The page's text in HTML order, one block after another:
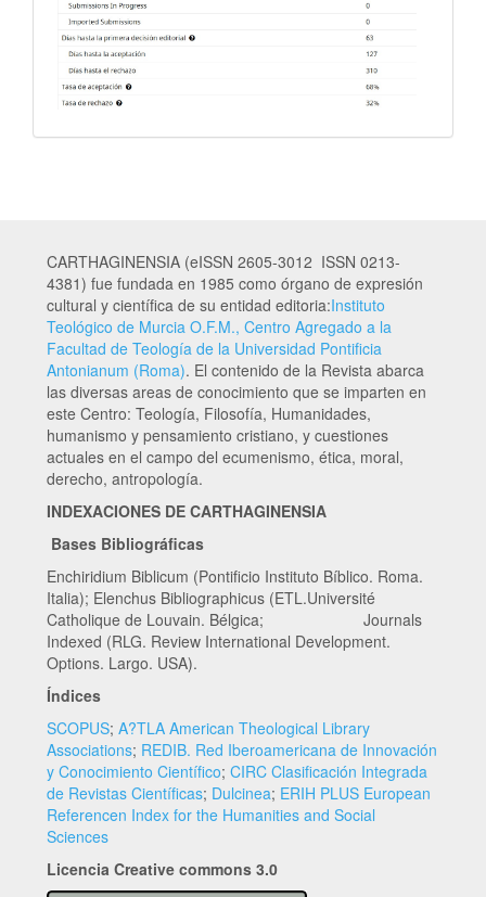
CARTHAGINENSIA (eISSN 2605-3012 ISSN 0213-
4381) fue fundada en 1985 como órgano de expresión
cultural y científica de su entidad editoria:Instituto
Teológico de Murcia O.F.M., Centro Agregado a la
Facultad de Teología de la Universidad Pontificia
Antonianum (Roma). El contenido de la Revista abarca
las diversas areas de conocimiento que se imparten en
este Centro: Teología, Filosofía, Humanidades,
humanismo y pensamiento cristiano, y cuestiones
actuales en el campo del ecumenismo, ética, moral,
derecho, antropología.
INDEXACIONES DE CARTHAGINENSIA
Bases Bibliográficas
Enchiridium Biblicum (Pontificio Instituto Bíblico. Roma.
Italia); Elenchus Bibliographicus (ETL.Université
Catholique de Louvain. Bélgica; Journals
Indexed (RLG. Review International Development.
Options. Largo. USA).
Índices
SCOPUS; A?TLA American Theological Library
Associations; REDIB. Red Iberoamericana de Innovación
y Conocimiento Científico; CIRC Clasificación Integrada
de Revistas Científicas; Dulcinea; ERIH PLUS European
Referencen Index for the Humanities and Social
Sciences
Licencia Creative commons 3.0